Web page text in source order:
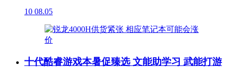
10 08.05
十代酷睿游戏本暑促臻选 文能助学习 武能打游